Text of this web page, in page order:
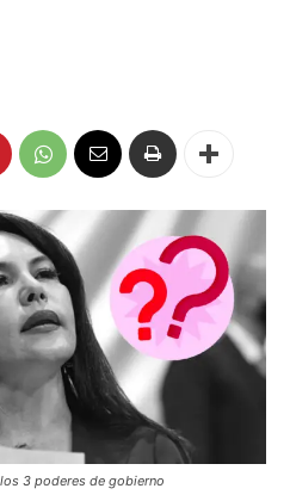
3 poderes de gobierno